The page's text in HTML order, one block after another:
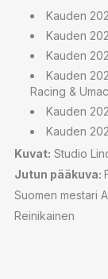
Kauden
Kauden
Kauden
Kauden
Racing &
Kauden
Kauden
Kuvat: Studio
Jutun pääkuva:
Suomen mestari
Reinikainen